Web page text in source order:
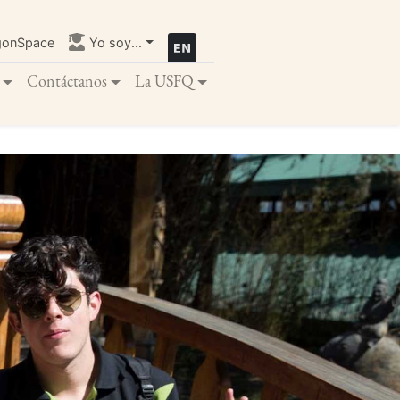
Yo soy...
Contáctanos La USFQ